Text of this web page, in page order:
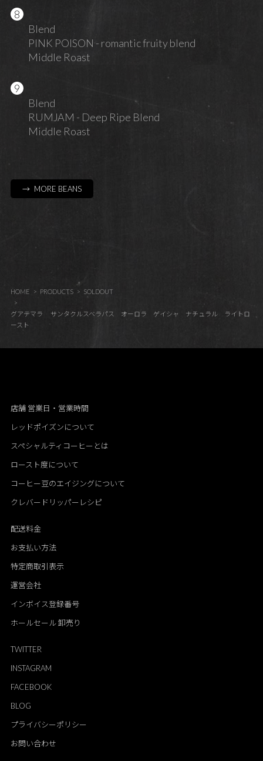
Blend
PINK POISON - romantic fruity blend
Middle Roast
Blend
RUMJAM - Deep Ripe Blend
Middle Roast
→ MORE BEANS
HOME PRODUCTS SOLDOUT
グアテマラ サンタクルスベラパス オーロラ ゲイシャ ナチュラル ライトロ
ースト
店舗 営業日・営業時間
レッドポイズンについて
スペシャルティコーヒーとは
ロースト度について
コーヒー豆のエイジングについて
クレバードリッパーレシピ
配送料金
お支払い方法
特定商取引表示
運営会社
インボイス登録番号
ホールセール 卸売り
TWITTER
INSTAGRAM
FACEBOOK
BLOG
プライバシーポリシー
お問い合わせ